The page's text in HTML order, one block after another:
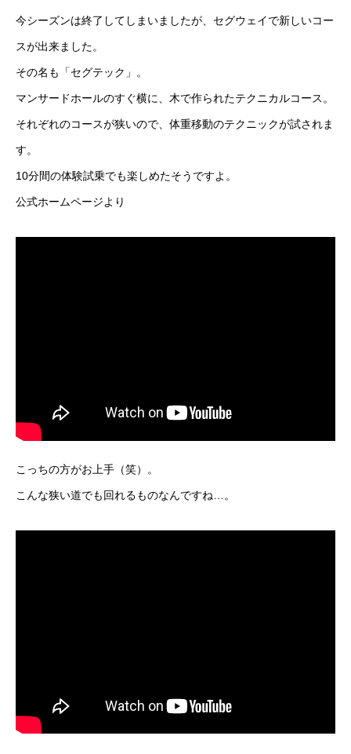
今シーズンは終了してしまいましたが、セグウェイで新しいコー
スが出来ました。
その名も「セグテック」。
マンサードホールのすぐ横に、木で作られたテクニカルコース。
それぞれのコースが狭いので、体重移動のテクニックが試されま
す。
10分間の体験試乗でも楽しめたそうですよ。
公式ホームページより
こっちの方がお上手（笑）。
こんな狭い道でも回れるものなんですね…。